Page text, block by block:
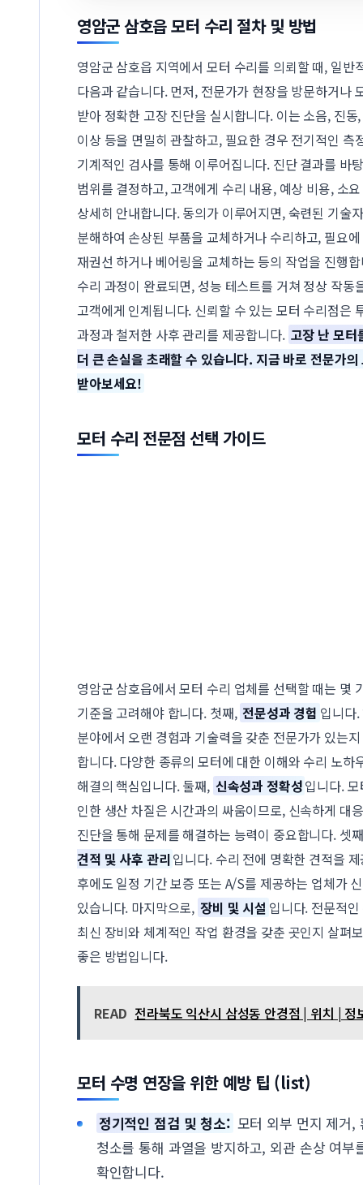
영암군 삼호읍 모터 수리 절차 및 방법
영암군 삼호읍 지역에서 모터 수리를 의뢰할 때, 일반
다음과 같습니다. 먼저, 전문가가 현장을 방문하거나
받아 정확한 고장 진단을 실시합니다. 이는 소음, 진동
이상 등을 면밀히 관찰하고, 필요한 경우 전기적인 측
기계적인 검사를 통해 이루어집니다. 진단 결과를 바
범위를 결정하고, 고객에게 수리 내용, 예상 비용, 소
상세히 안내합니다. 동의가 이루어지면, 숙련된 기술
분해하여 손상된 부품을 교체하거나 수리하고, 필요
재권선 하거나 베어링을 교체하는 등의 작업을 진행
수리 과정이 완료되면, 성능 테스트를 거쳐 정상 작동
고객에게 인계됩니다. 신뢰할 수 있는 모터 수리점은
과정과 철저한 사후 관리를 제공합니다. 고장 난 모터
더 큰 손실을 초래할 수 있습니다. 지금 바로 전문가의
받아보세요!
모터 수리 전문점 선택 가이드
영암군 삼호읍에서 모터 수리 업체를 선택할 때는 몇
기준을 고려해야 합니다. 첫째, 전문성과 경험 입니다
분야에서 오랜 경험과 기술력을 갖춘 전문가가 있는
합니다. 다양한 종류의 모터에 대한 이해와 수리 노하
해결의 핵심입니다. 둘째, 신속성과 정확성입니다.
인한 생산 차질은 시간과의 싸움이므로, 신속하게 대
진단을 통해 문제를 해결하는 능력이 중요합니다. 셋
견적 및 사후 관리입니다. 수리 전에 명확한 견적을
후에도 일정 기간 보증 또는 A/S를 제공하는 업체가
있습니다. 마지막으로, 장비 및 시설 입니다. 전문적
최신 장비와 체계적인 작업 환경을 갖춘 곳인지 살펴
좋은 방법입니다.
READ 전라북도 익산시 삼성동 안경점 | 위치 | 정
모터 수명 연장을 위한 예방 팁 (list)
정기적인 점검 및 청소: 모터 외부 먼지 제거,
청소를 통해 과열을 방지하고, 외관 손상 여부
확인합니다.